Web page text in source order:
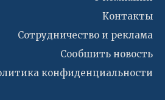
Контакты
Сотрудничество и реклама
Сообшить новость
конфиденциальности